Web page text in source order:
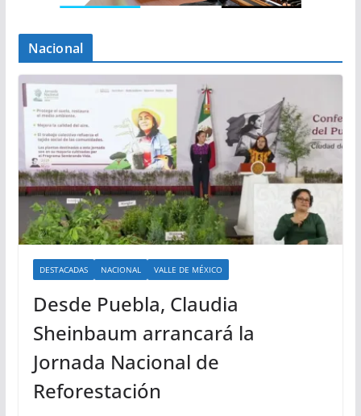
Nacional
DESTACADAS NACIONAL VALLE DE MÉXICO
Desde Puebla, Claudia
Sheinbaum arrancará la
Jornada Nacional de
Reforestación